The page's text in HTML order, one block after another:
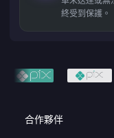
終受到保護。
合作夥伴